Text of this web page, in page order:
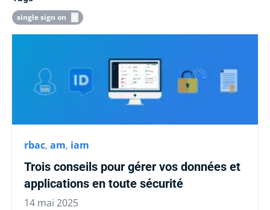
single sign on
rbac, am, iam
Trois conseils pour gérer vos données et
applications en toute sécurité
14 mai 2025